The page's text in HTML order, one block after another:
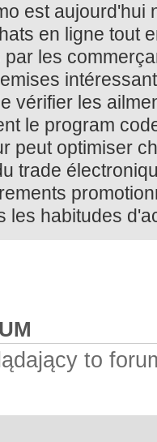
est aujourd'hui
en ligne tout
les
vérifier les
le program
peut optimiser
trade
les habitudes
to